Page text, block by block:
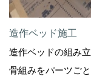
造作ベッド施工
造作ベッドの組み
骨組みをパーツご